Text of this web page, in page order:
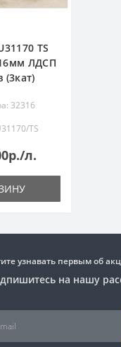
TS
ЛДСП
(3кат)
32316
TS
л.
узнавать первым об
на нашу